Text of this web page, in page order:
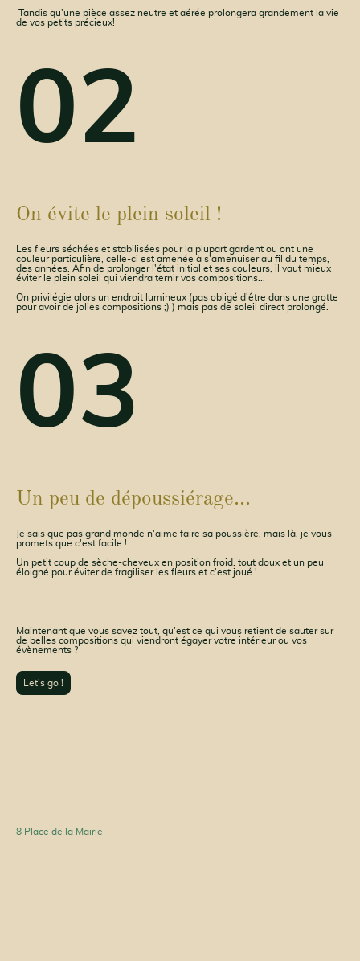
Tandis qu'une pièce assez neutre et aérée prolongera grandement la vie
de vos petits précieux!
02
On évite le plein soleil !
Les fleurs séchées et stabilisées pour la plupart gardent ou ont une
couleur particulière, celle-ci est amenée à s'amenuiser au fil du temps,
des années. Afin de prolonger l'état initial et ses couleurs, il vaut mieux
éviter le plein soleil qui viendra ternir vos compositions...
On privilégie alors un endroit lumineux (pas obligé d'être dans une grotte
pour avoir de jolies compositions ;) ) mais pas de soleil direct prolongé.
03
Un peu de dépoussiérage...
Je sais que pas grand monde n'aime faire sa poussière, mais là, je vous
promets que c'est facile !
Un petit coup de sèche-cheveux en position froid, tout doux et un peu
éloigné pour éviter de fragiliser les fleurs et c'est joué !
Maintenant que vous savez tout, qu'est ce qui vous retient de sauter sur
de belles compositions qui viendront égayer votre intérieur ou vos
évènements ?
Let's go !
8 Place de la Mairie